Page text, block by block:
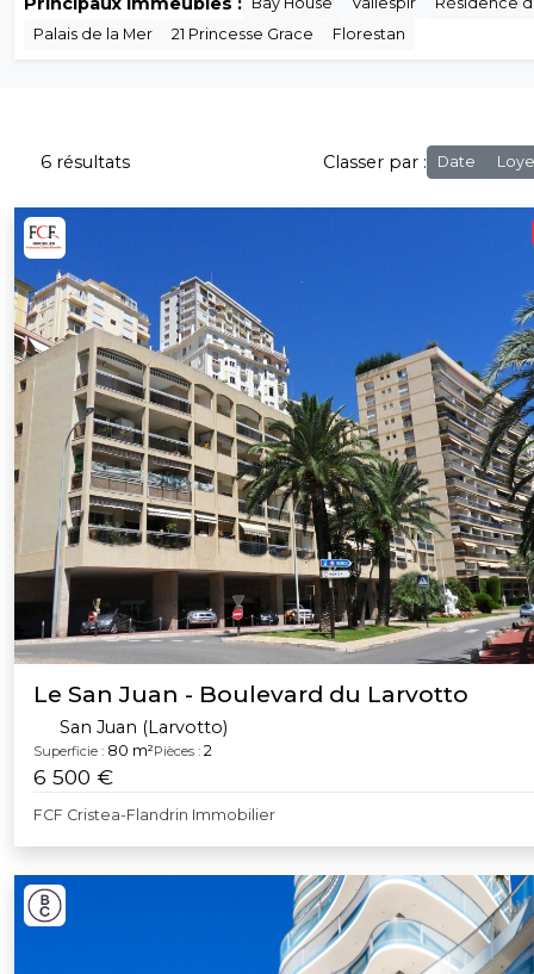
Palais de la Mer
21 Princesse Grace Florestan
6 résultats Classer par : Date
Le San Juan - Boulevard du Larvotto
San Juan (Larvotto)
Superficie : 80 m²Pièces : 2
6 500 €
FCF Cristea-Flandrin Immobilier